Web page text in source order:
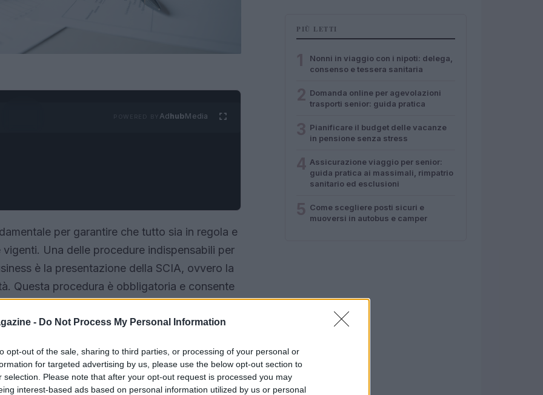
- Do Not Process My Personal Information
opt-out of the sale, sharing to third parties, or processing of your personal or
for targeted advertising by us, please use the below opt-out section to
selection. Please note that after your opt-out request is processed you may
interest-based ads based on personal information utilized by us or personal
AdhubMedia
per garantire che tutto sia in regola e
Una delle procedure indispensabili per
è la presentazione della SCIA, ovvero la
Questa procedura è obbligatoria e consente
di rispettare tutti i requisiti richiesti.
PIÙ LETTI
Nonni in viaggio con i nipoti: delega,
consenso e tessera sanitaria
Domanda online per agevolazioni
trasporti senior: guida pratica
Pianificare il budget delle vacanze
in pensione senza stress
Assicurazione viaggio per senior:
guida pratica ai massimali, rimpatrio
sanitario ed esclusioni
Come scegliere posti sicuri e
muoversi in autobus e camper